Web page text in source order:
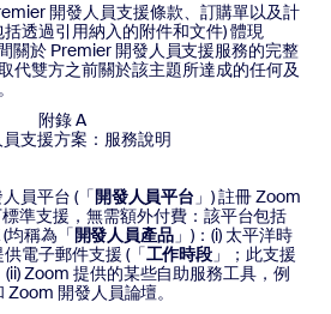
開發人員支援條款、訂購單以及計
透過引用納入的附件和文件) 體現
關於 Premier 開發人員支援服務的完整
代雙方之前關於該主題所達成的任何及
附錄 A
支援方案：服務說明
員平台 (「開發人員平台 」) 註冊 Zoom
準支援，無需額外付費：該平台包括
均稱為「開發人員產品 」)：(i) 太平洋時
電子郵件支援 (「工作時段 」；此支援
(ii) Zoom 提供的某些自助服務工具，例
開發人員論壇。